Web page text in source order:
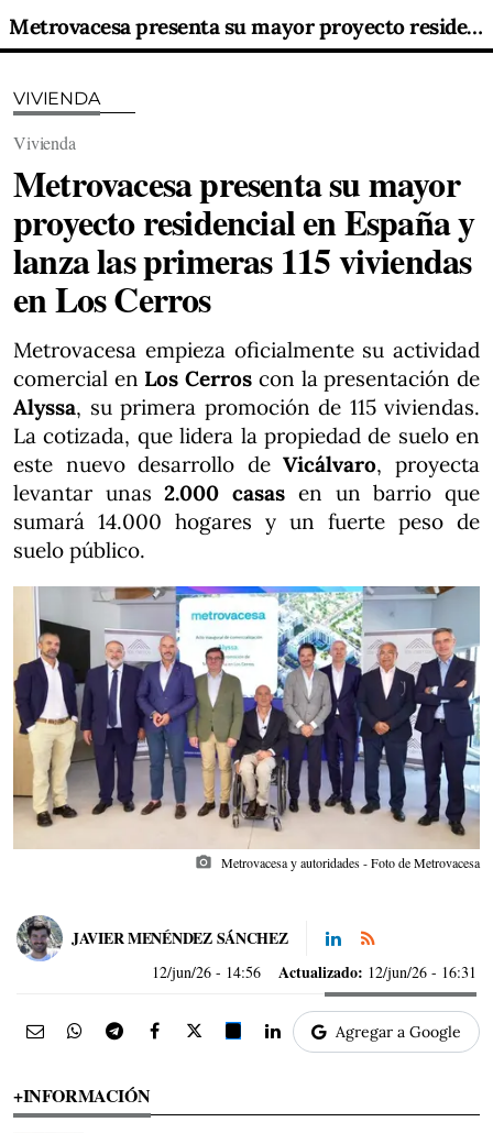
Metrovacesa presenta su mayor proyecto residencial en España y lanza las primeras 115 viviendas en Los Cerros
VIVIENDA
Vivienda
Metrovacesa presenta su mayor
proyecto residencial en España y
lanza las primeras 115 viviendas
en Los Cerros
Metrovacesa empieza oficialmente su actividad
comercial en Los Cerros con la presentación de
Alyssa, su primera promoción de 115 viviendas.
La cotizada, que lidera la propiedad de suelo en
este nuevo desarrollo deVicálvaro, proyecta
levantar unas2.000 casas en un barrio que
sumará 14.000 hogares y un fuerte peso de
suelo público.
photo_camera Metrovacesa y autoridades - Foto de Metrovacesa
JAVIER MENÉNDEZ SÁNCHEZ
12/jun/26 - 14:56 Actualizado: 12/jun/26 - 16:31
Agregar a Google
+INFORMACIÓN